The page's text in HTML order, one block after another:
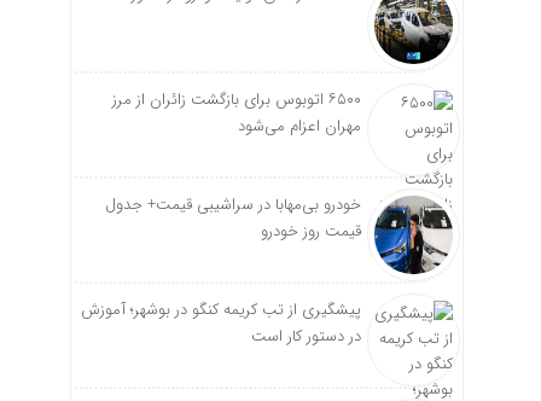
۶۵۰۰ اتوبوس برای بازگشت زائران از مرز
مهران اعزام می‌شود
خودرو بی‌مهابا در سراشیبی قیمت+ جدول
قیمت روز خودرو
پیشگیری از تب کریمه کنگو در بوشهر؛ آموزش
در دستور کار است